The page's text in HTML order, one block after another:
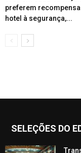
preferem
hotel à segurança,...
SELEÇÕES DO